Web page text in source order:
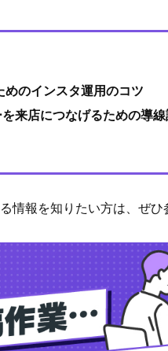
のインスタ運用のコツ
来店につなげるための導
情報を知りたい方は、ぜひ